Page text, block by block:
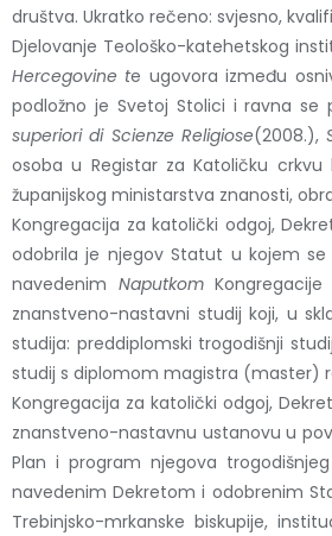
društva. Ukratko rečeno: svjesno,
Djelovanje Teološko-katehetskog
Hercegovine te ugovora između
podložno je Svetoj Stolici i ravna se
superiori di Scienze Religiose(2008.),
osoba u Registar za Katoličku
županijskog ministarstva znanosti,
Kongregacija za katolički odgoj,
odobrila je njegov Statut u kojem se
navedenim Naputkom
znanstveno-nastavni studij koji, u
studija: preddiplomski trogodišnji
studij s diplomom magistra (master)
Kongregacija za katolički odgoj,
znanstveno-nastavnu ustanovu u
Plan i program njegova
navedenim Dekretom i odobrenim
Trebinjsko-mrkanske biskupije,